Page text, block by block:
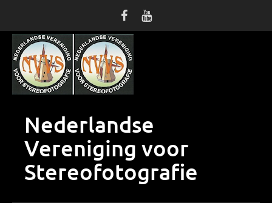
inhoud
Nederlandse
Vereniging voor
Stereofotografie